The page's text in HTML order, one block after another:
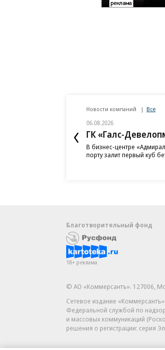
Новости компаний Все
06.08.2026
ГК «Галс-
В бизнес-центре
порту залит первый куб
Благотворительный фонд
18+ реклама
© АО «Коммерсантъ». 127006,
Сетевое издание
Федеральной службой по
и массовых коммуникаций
решения о регистрации: серия